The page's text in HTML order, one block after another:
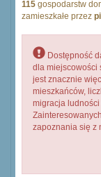
115 gospodarstw
zamieszkałe przez
Dostępność
dla miejscowości
jest znacznie
mieszkańców,
migracja
zapoznania się z